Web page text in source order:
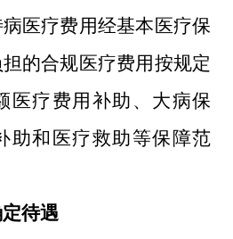
医疗费用经基本医疗保
的合规医疗费用按规定
医疗费用补助 、 大病保
助和医疗救助等保障范
定待遇